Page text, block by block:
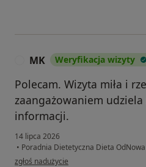
MK Weryfikacja wizyty
Polecam. Wizyta miła i
zaangażowaniem
informacji.
14 lipca 2026
• Poradnia Dietetyczna Dieta OdNowa
w opinii użytkownika MK
zgłoś nadużycie